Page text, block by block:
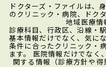
ドクターズ・ファイルは、
のクリニック・病院、ドク
地域医療情
診療科目、行政区、沿線・
基本情報だけでなく、気に
条件に合ったクリニック・
ます。 医院情報だけでなく
関する情報（診療方針や得